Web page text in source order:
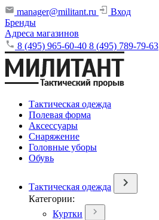
manager@militant.ru
Вход
Бренды
Адреса магазинов
8 (495) 965-60-40 8 (495) 789-79-63
Тактическая одежда
Полевая форма
Аксессуары
Снаряжение
Головные уборы
Обувь
Тактическая одежда
Категории:
Куртки